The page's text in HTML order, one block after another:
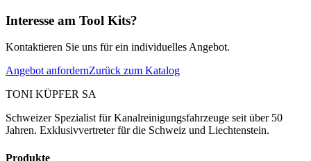
Interesse am Tool Kits?
Kontaktieren Sie uns für ein individuelles Angebot.
Angebot anfordernZurück zum Katalog
TONI KÜPFER SA
Schweizer Spezialist für Kanalreinigungsfahrzeuge seit über 50
Jahren. Exklusivvertreter für die Schweiz und Liechtenstein.
Produkte